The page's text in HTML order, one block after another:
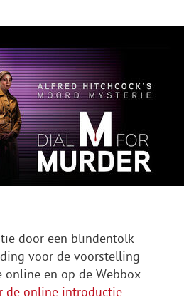
door een blindentolk
voor de voorstelling
en op de Webbox
de online introductie